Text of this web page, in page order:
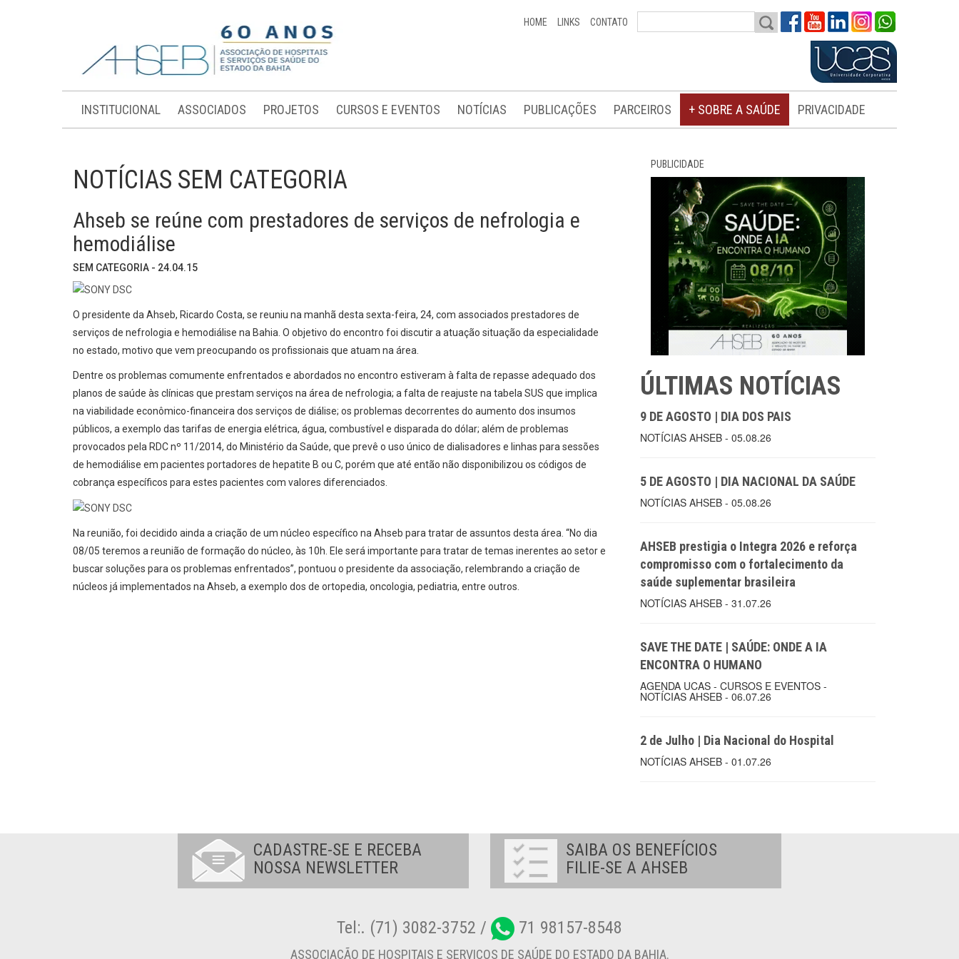
HOME LINKS CONTATO
INSTITUCIONAL ASSOCIADOS PROJETOS CURSOS E EVENTOS NOTÍCIAS PUBLICAÇÕES PARCEIROS + SOBRE A SAÚDE PRIVACIDADE
NOTÍCIAS SEM CATEGORIA
Ahseb se reúne com prestadores de serviços de nefrologia e
hemodiálise
SEM CATEGORIA - 24.04.15
O presidente da Ahseb, Ricardo Costa, se reuniu na manhã desta sexta-feira, 24, com associados prestadores de
serviços de nefrologia e hemodiálise na Bahia. O objetivo do encontro foi discutir a atuação situação da especialidade
no estado, motivo que vem preocupando os profissionais que atuam na área.
Dentre os problemas comumente enfrentados e abordados no encontro estiveram à falta de repasse adequado dos
planos de saúde às clínicas que prestam serviços na área de nefrologia; a falta de reajuste na tabela SUS que implica
na viabilidade econômico-financeira dos serviços de diálise; os problemas decorrentes do aumento dos insumos
públicos, a exemplo das tarifas de energia elétrica, água, combustível e disparada do dólar; além de problemas
provocados pela RDC nº 11/2014, do Ministério da Saúde, que prevê o uso único de dialisadores e linhas para sessões
de hemodiálise em pacientes portadores de hepatite B ou C, porém que até então não disponibilizou os códigos de
cobrança específicos para estes pacientes com valores diferenciados.
Na reunião, foi decidido ainda a criação de um núcleo específico na Ahseb para tratar de assuntos desta área. “No dia
08/05 teremos a reunião de formação do núcleo, às 10h. Ele será importante para tratar de temas inerentes ao setor e
buscar soluções para os problemas enfrentados”, pontuou o presidente da associação, relembrando a criação de
núcleos já implementados na Ahseb, a exemplo dos de ortopedia, oncologia, pediatria, entre outros.
PUBLICIDADE
ÚLTIMAS NOTÍCIAS
9 DE AGOSTO | DIA DOS PAIS
NOTÍCIAS AHSEB - 05.08.26
5 DE AGOSTO | DIA NACIONAL DA SAÚDE
NOTÍCIAS AHSEB - 05.08.26
AHSEB prestigia o Integra 2026 e reforça
compromisso com o fortalecimento da
saúde suplementar brasileira
NOTÍCIAS AHSEB - 31.07.26
SAVE THE DATE | SAÚDE: ONDE A IA
ENCONTRA O HUMANO
AGENDA UCAS - CURSOS E EVENTOS -
NOTÍCIAS AHSEB - 06.07.26
2 de Julho | Dia Nacional do Hospital
NOTÍCIAS AHSEB - 01.07.26
CADASTRE-SE E RECEBA
NOSSA NEWSLETTER
SAIBA OS BENEFÍCIOS
FILIE-SE A AHSEB
Tel:. (71) 3082-3752 / 71 98157-8548
ASSOCIAÇÃO DE HOSPITAIS E SERVIÇOS DE SAÚDE DO ESTADO DA BAHIA.